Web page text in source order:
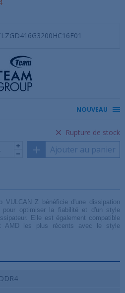
NOUVEAU
Rupture de stock
Ajouter au panier
VULCAN Z bénéficie d'une dissipation
pour optimiser la fiabilité et d'un style
Elle est également compatible
AMD les plus récents avec le style
DDR4